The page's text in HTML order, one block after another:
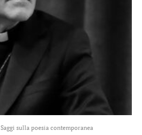
Saggi sulla poesia contemporanea